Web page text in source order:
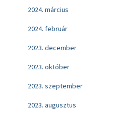
2024. március
2024. február
2023. december
2023. október
2023. szeptember
2023. augusztus